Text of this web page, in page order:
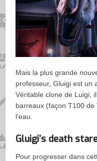
Mais la plus grande
professeur, Gluigi est un
Véritable clone de Luigi,
barreaux (façon T100
l’eau.
Gluigi’s death
Pour progresser dans